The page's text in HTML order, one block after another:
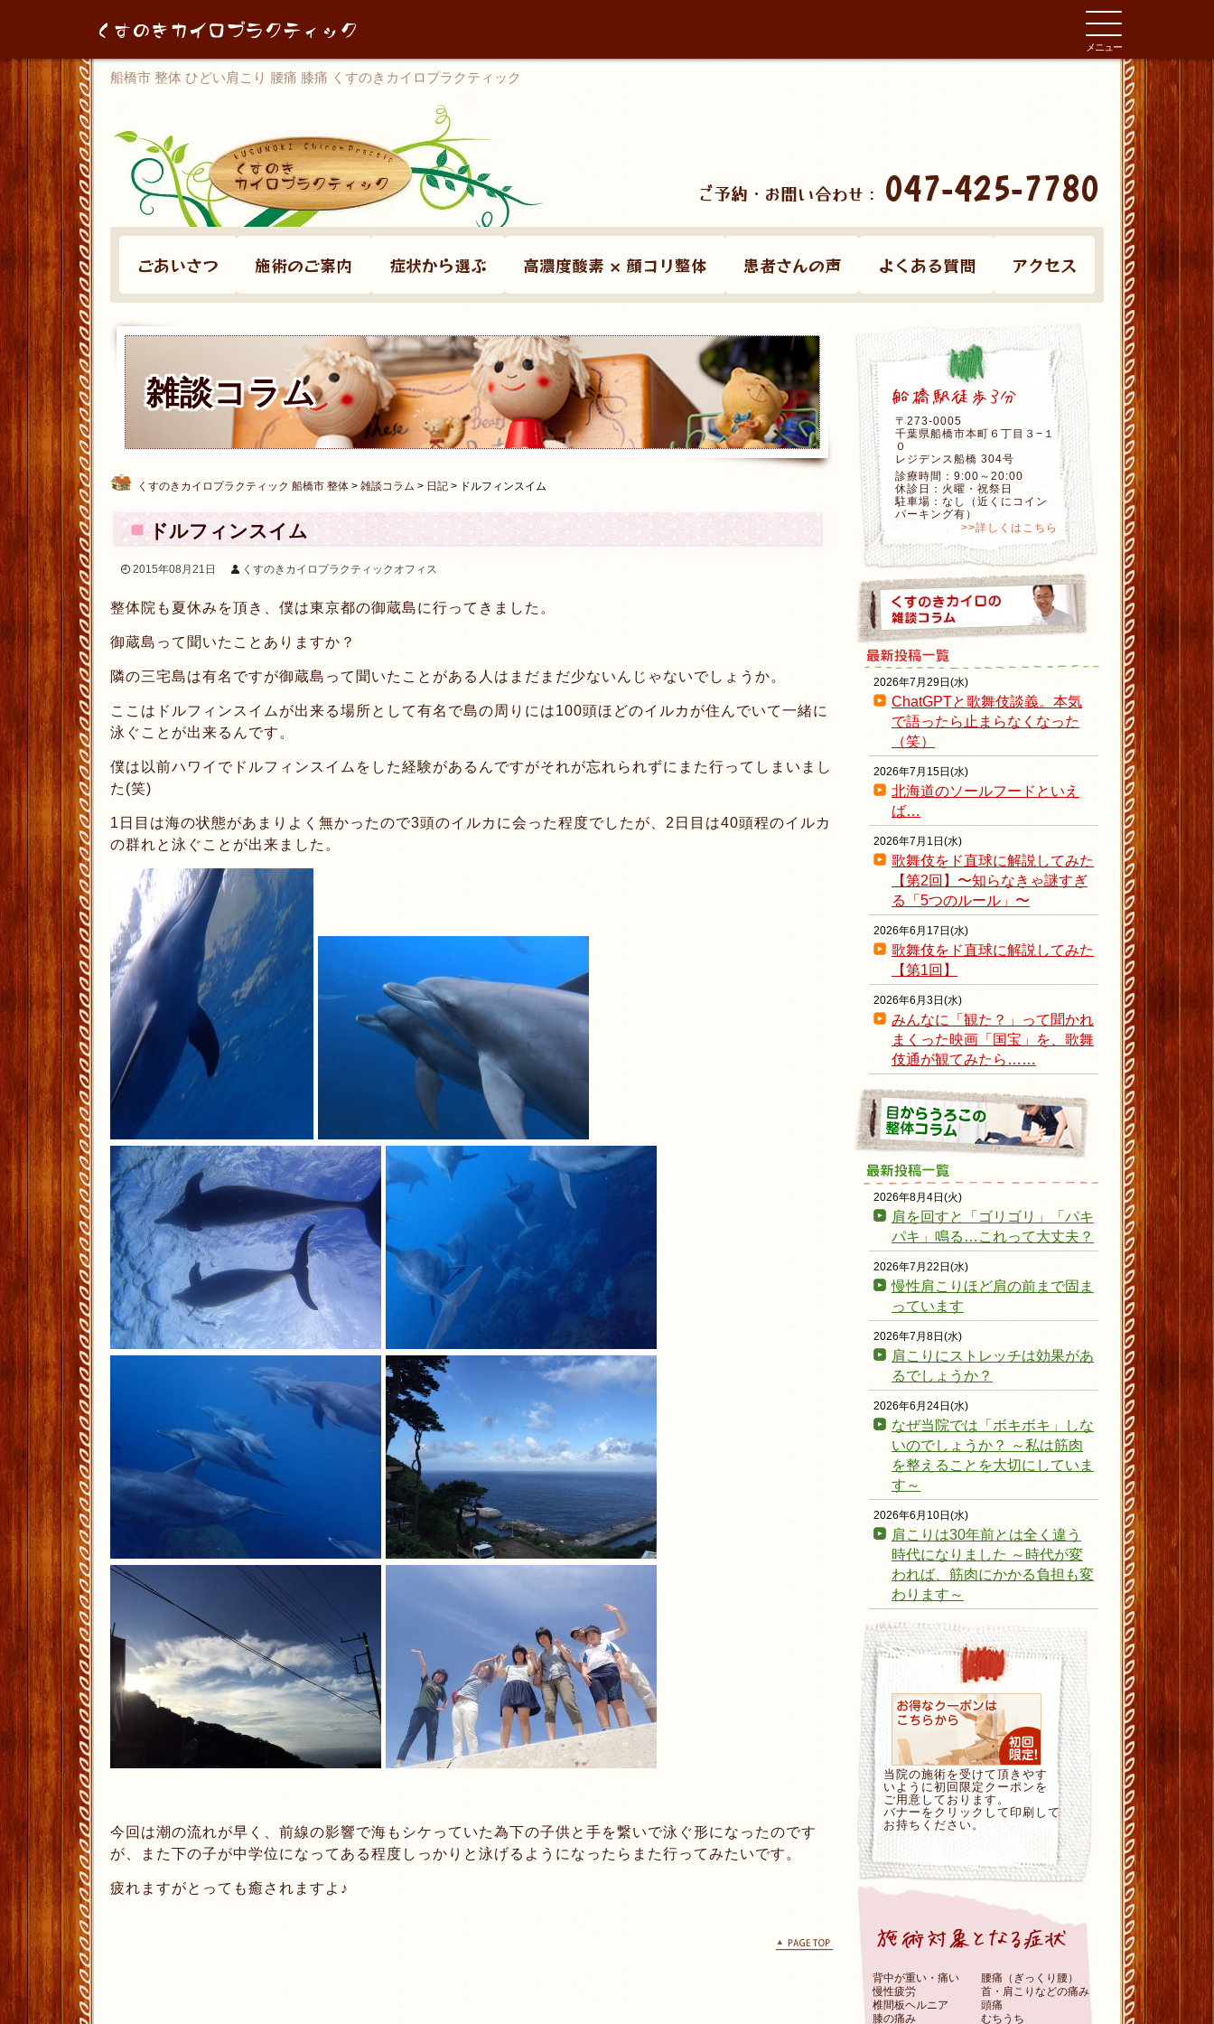
船橋市 整体 ひどい肩こり 腰痛 膝痛 くすのきカイロプラクティック
ご予約・お問い合わせ： 047-425-7780
ごあいさつ 施術のご案内 症状から選ぶ 高濃度酸素 × 顔コリ整体 患者さんの声 よくある質問 アクセス
雑談コラム
くすのきカイロプラクティック 船橋市 整体 > 雑談コラム > 日記 > ドルフィンスイム
ドルフィンスイム
2015年08月21日 くすのきカイロプラクティックオフィス
整体院も夏休みを頂き、僕は東京都の御蔵島に行ってきました。
御蔵島って聞いたことありますか？
隣の三宅島は有名ですが御蔵島って聞いたことがある人はまだまだ少ないんじゃないでしょうか。
ここはドルフィンスイムが出来る場所として有名で島の周りには100頭ほどのイルカが住んでいて一緒に
泳ぐことが出来るんです。
僕は以前ハワイでドルフィンスイムをした経験があるんですがそれが忘れられずにまた行ってしまいまし
た(笑)
1日目は海の状態があまりよく無かったので3頭のイルカに会った程度でしたが、2日目は40頭程のイルカ
の群れと泳ぐことが出来ました。
今回は潮の流れが早く、前線の影響で海もシケっていた為下の子供と手を繋いで泳ぐ形になったのです
が、また下の子が中学位になってある程度しっかりと泳げるようになったらまた行ってみたいです。
疲れますがとっても癒されますよ♪
ページの先頭に戻る
〒273-0005
千葉県船橋市本町６丁目３−１
０
レジデンス船橋 304号
診療時間：9:00～20:00
休診日：火曜・祝祭日
駐車場：なし（近くにコイン
パーキング有）
>>詳しくはこちら
2026年7月29日(水)
ChatGPTと歌舞伎談義。本気
で語ったら止まらなくなった
（笑）
2026年7月15日(水)
北海道のソールフードといえ
ば…
2026年7月1日(水)
歌舞伎をド直球に解説してみた
【第2回】〜知らなきゃ謎すぎ
る「5つのルール」〜
2026年6月17日(水)
歌舞伎をド直球に解説してみた
【第1回】
2026年6月3日(水)
みんなに「観た？」って聞かれ
まくった映画「国宝」を、歌舞
伎通が観てみたら……
2026年8月4日(火)
肩を回すと「ゴリゴリ」「パキ
パキ」鳴る…これって大丈夫？
2026年7月22日(水)
慢性肩こりほど肩の前まで固ま
っています
2026年7月8日(水)
肩こりにストレッチは効果があ
るでしょうか？
2026年6月24日(水)
なぜ当院では「ボキボキ」しな
いのでしょうか？ ～私は筋肉
を整えることを大切にしていま
す～
2026年6月10日(水)
肩こりは30年前とは全く違う
時代になりました ～時代が変
われば、筋肉にかかる負担も変
わります～
当院の施術を受けて頂きやす
いように初回限定クーポンを
ご用意しております。
バナーをクリックして印刷して
お持ちください。
背中が重い・痛い
腰痛（ぎっくり腰）
慢性疲労
首・肩こりなどの痛み
椎間板ヘルニア
頭痛
膝の痛み
むちうち
メニュー